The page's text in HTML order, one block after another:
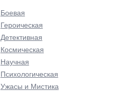
Боевая
Героическая
Детективная
Космическая
Научная
Психологическая
Ужасы и Мистика